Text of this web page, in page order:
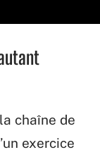
chaîne de
exercice